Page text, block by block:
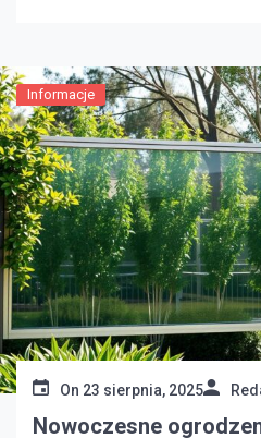
zarządzaniu budżetem. W
Informacje
On 23 sierpnia, 2025
Nowoczesne